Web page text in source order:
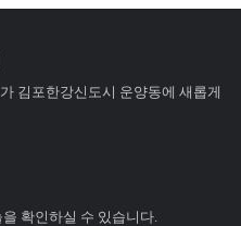
김포한강신도시 운양동에 새롭게
확인하실 수 있습니다.